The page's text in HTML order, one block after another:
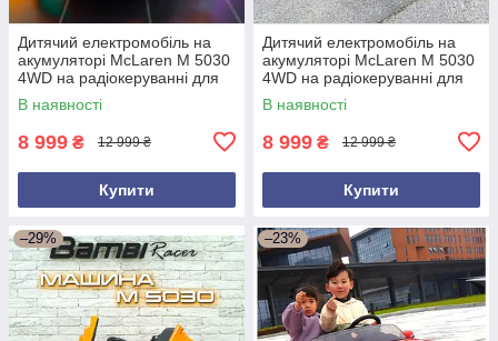
Дитячий електромобіль на
акумуляторі McLaren M 5030
4WD на радіокеруванні для
дітей 3-8 років блакитний
В наявності
8 999 ₴ 12 999 ₴
Купити
Дитячий електромобіль на
акумуляторі McLaren M 5030
4WD на радіокеруванні для
дітей 3-8 років червоний
В наявності
8 999 ₴ 12 999 ₴
Купити
–29% –23%